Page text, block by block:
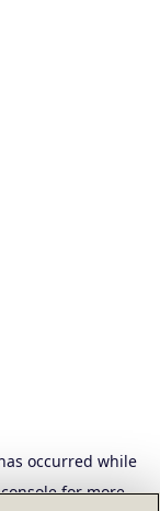
occurred while
for more